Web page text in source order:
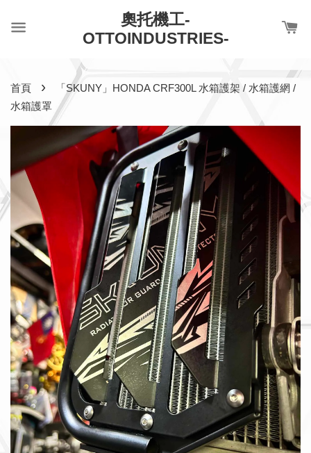
奧托機工-
OTTOINDUSTRIES-
首頁 ›
「SKUNY」HONDA CRF300L 水箱護架 / 水箱護網 /
水箱護罩